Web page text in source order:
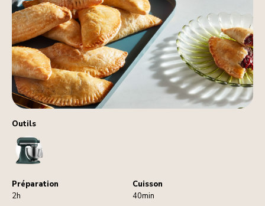
Outils
StandMixer
Préparation
2h
Cuisson
40min